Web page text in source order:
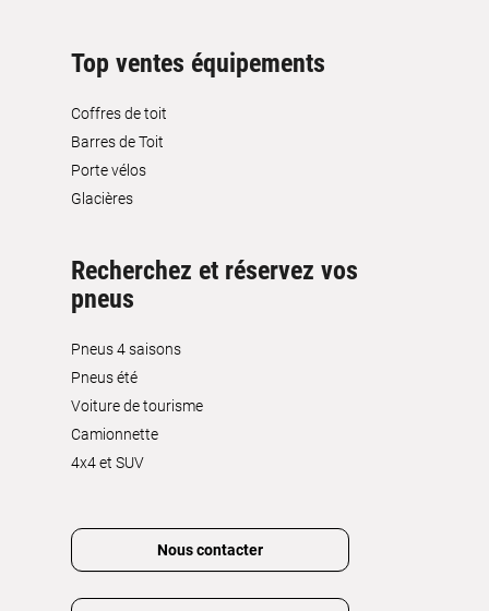
Top ventes équipements
Coffres de toit
Barres de Toit
Porte vélos
Glacières
Recherchez et réservez vos
pneus
Pneus 4 saisons
Pneus été
Voiture de tourisme
Camionnette
4x4 et SUV
Nous contacter